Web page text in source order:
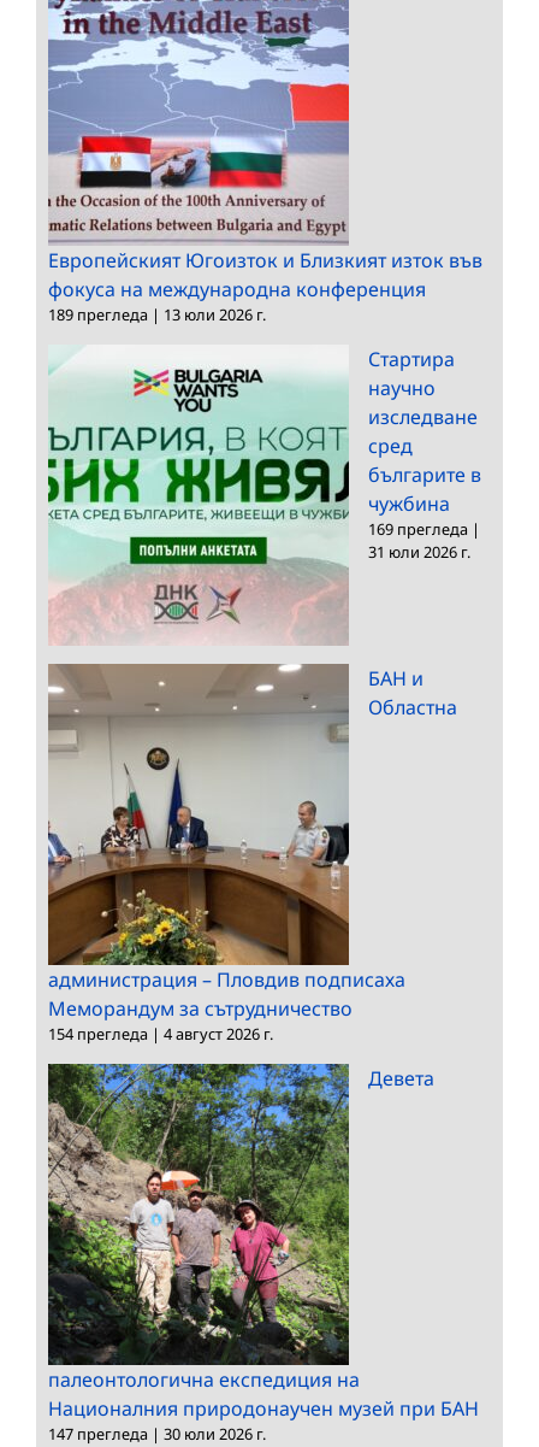
Европейският Югоизток и Близкият изток във
фокуса на международна конференция
189 прегледа | 13 юли 2026 г.
Стартира
научно
изследване
сред
българите в
чужбина
169 прегледа |
31 юли 2026 г.
БАН и
Областна
администрация – Пловдив подписаха
Меморандум за сътрудничество
154 прегледа | 4 август 2026 г.
Девета
палеонтологична експедиция на
Националния природонаучен музей при БАН
147 прегледа | 30 юли 2026 г.